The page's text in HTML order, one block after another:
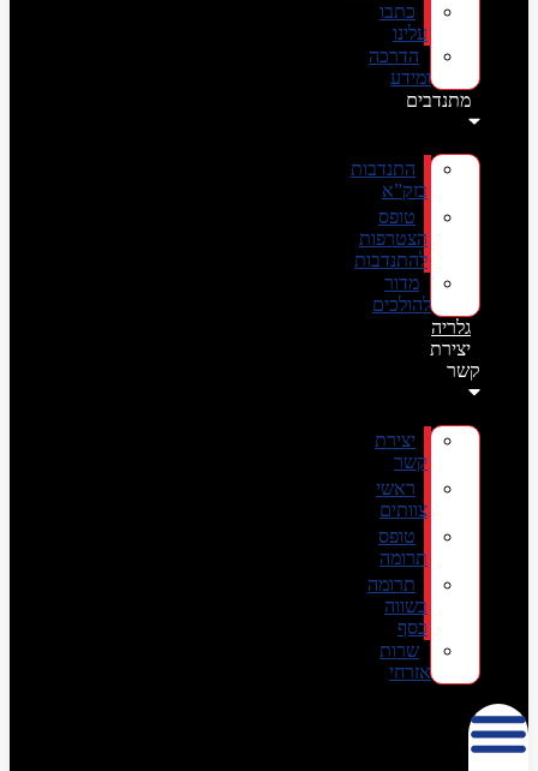
כתבו
עלינו
הדרכה
ומידע
מתנדבים
התנדבות
בזק”א
טופס
הצטרפות
להתנדבות
מדור
להולכים
גלריה
יצירת
קשר
יצירת
קשר
ראשי
צוותים
טופס
תרומה
תרומה
בשווה
כסף
שרות
אזרחי